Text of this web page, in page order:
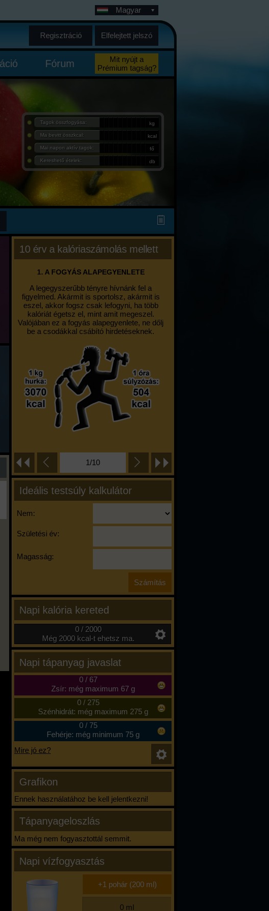
Magyar
Regisztráció Elfelejtett jelszó
Fórum
Mit nyújt a
Prémium tagság?
Tagok összfogyása: kg
Ma bevitt összkcal: kcal
Mai napon aktív tagok: fő
Kereshető ételek: db
10 érv a kalóriaszámolás mellett
1. A FOGYÁS ALAPEGYENLETE
A legegyszerűbb tényre hívnánk fel a
figyelmed. Akármit is sportolsz, akármit is
eszel, akkor fogsz csak lefogyni, ha több
kalóriát égetsz el, mint amit megeszel.
Valójában ez a fogyás alapegyenlete, ne dőlj
be a csodákkal csábító hirdetéseknek.
1/10
Ideális testsúly kalkulátor
Nem:
Születési év:
Magasság:
Napi kalória kereted
0 / 2000
Még 2000 kcal-t ehetsz ma.
Napi tápanyag javaslat
0/ 67
Zsír: még maximum 67 g
0/ 275
Szénhidrát: még maximum 275 g
0/ 75
Fehérje: még minimum 75 g
Mire jó ez?
Grafikon
Ennek használatához be kell jelentkezni!
Tápanyageloszlás
Ma még nem fogyasztottál semmit.
Napi vízfogyasztás